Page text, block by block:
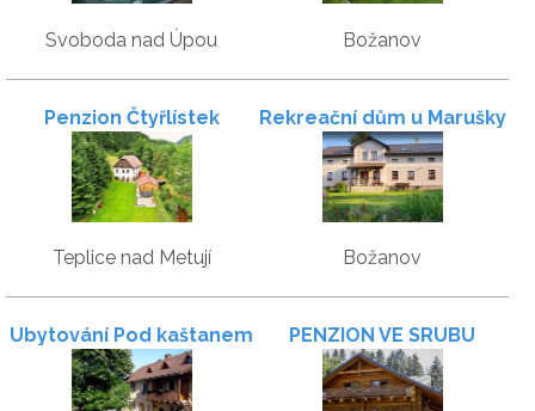
Svoboda nad Úpou Božanov
Penzion Čtyřlístek
Teplice nad Metují
Rekreační dům u Marušky
Božanov
Ubytování Pod kaštanem PENZION VE SRUBU